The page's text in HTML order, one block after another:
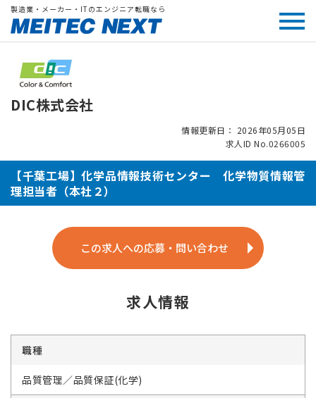
製造業・メーカー・ITのエンジニア転職なら
DIC株式会社
情報更新日： 2026年05月05日
求人ID No.0266005
【千葉工場】化学品情報技術センター 化学物質情報管
理担当者（本社２）
この求人への応募・問い合わせ
求人情報
職種
品質管理／品質保証(化学)